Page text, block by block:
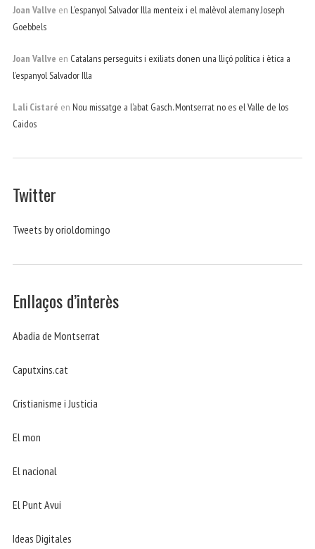
Joan Vallve en L’espanyol Salvador Illa menteix i el malèvol alemany Joseph
Goebbels
Joan Vallve en Catalans perseguits i exiliats donen una lliçó política i ètica a
l’espanyol Salvador Illa
Lali Cistaré en Nou missatge a l’abat Gasch. Montserrat no es el Valle de los
Caidos
Twitter
Tweets by orioldomingo
Enllaços d’interès
Abadia de Montserrat
Caputxins.cat
Cristianisme i Justicia
El mon
El nacional
El Punt Avui
Ideas Digitales